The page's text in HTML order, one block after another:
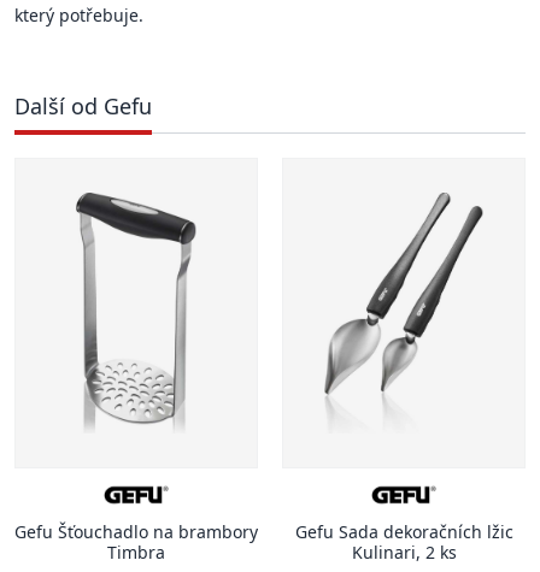
který potřebuje.
Další od Gefu
Gefu Šťouchadlo na brambory
Timbra
Gefu Sada dekoračních lžic
Kulinari, 2 ks